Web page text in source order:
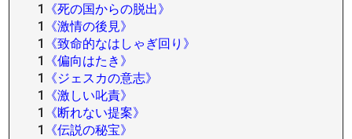
1
《死の国からの脱出》
1
《激情の後見》
1
《致命的なはしゃぎ回り》
1
《偏向はたき》
1
《ジェスカの意志》
1
《激しい叱責》
1
《断れない提案》
1
《伝説の秘宝》